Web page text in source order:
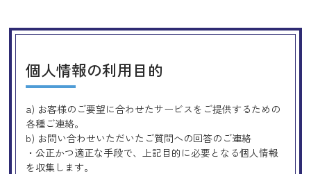
個人情報の利用目的
a) お客様のご要望に合わせたサービスをご提供するための
各種ご連絡。
b) お問い合わせいただいたご質問への回答のご連絡
・公正かつ適正な手段で、上記目的に必要となる個人情報
を収集します。